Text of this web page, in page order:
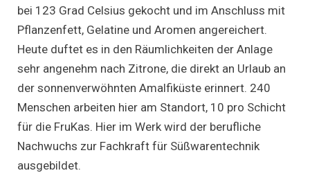
bei 123 Grad Celsius gekocht und im Anschluss mit
Pflanzenfett, Gelatine und Aromen angereichert.
Heute duftet es in den Räumlichkeiten der Anlage
sehr angenehm nach Zitrone, die direkt an Urlaub an
der sonnenverwöhnten Amalfiküste erinnert. 240
Menschen arbeiten hier am Standort, 10 pro Schicht
für die FruKas. Hier im Werk wird der berufliche
Nachwuchs zur Fachkraft für Süßwarentechnik
ausgebildet.